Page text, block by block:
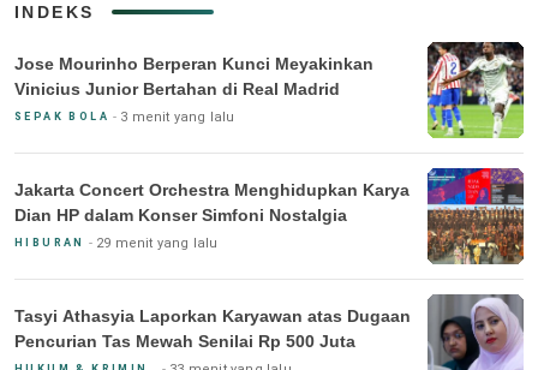
INDEKS
Jose Mourinho Berperan Kunci Meyakinkan
Vinicius Junior Bertahan di Real Madrid
SEPAK BOLA 3 menit yang lalu
Jakarta Concert Orchestra Menghidupkan Karya
Dian HP dalam Konser Simfoni Nostalgia
HIBURAN 29 menit yang lalu
Tasyi Athasyia Laporkan Karyawan atas Dugaan
Pencurian Tas Mewah Senilai Rp 500 Juta